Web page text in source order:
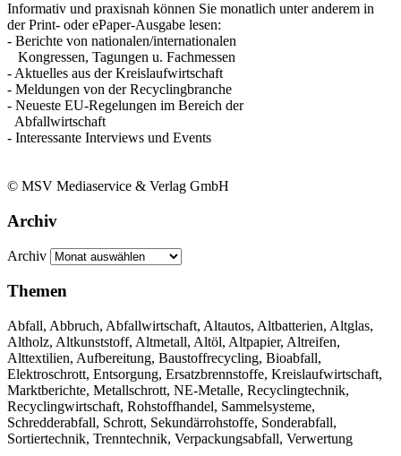
Informativ und praxisnah können Sie monatlich unter anderem in
der Print- oder ePaper-Ausgabe lesen:
- Berichte von nationalen/internationalen
Kongressen, Tagungen u. Fachmessen
- Aktuelles aus der Kreislaufwirtschaft
- Meldungen von der Recyclingbranche
- Neueste EU-Regelungen im Bereich der
Abfallwirtschaft
- Interessante Interviews und Events
© MSV Mediaservice & Verlag GmbH
Archiv
Archiv
Themen
Abfall, Abbruch, Abfallwirtschaft, Altautos, Altbatterien, Altglas,
Altholz, Altkunststoff, Altmetall, Altöl, Altpapier, Altreifen,
Alttextilien, Aufbereitung, Baustoffrecycling, Bioabfall,
Elektroschrott, Entsorgung, Ersatzbrennstoffe, Kreislaufwirtschaft,
Marktberichte, Metallschrott, NE-Metalle, Recyclingtechnik,
Recyclingwirtschaft, Rohstoffhandel, Sammelsysteme,
Schredderabfall, Schrott, Sekundärrohstoffe, Sonderabfall,
Sortiertechnik, Trenntechnik, Verpackungsabfall, Verwertung